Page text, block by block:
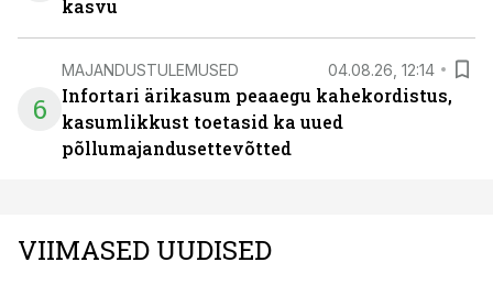
kasvu
6
MAJANDUSTULEMUSED 04.08.26, 12:14
Infortari ärikasum peaaegu kahekordistus,
kasumlikkust toetasid ka uued
põllumajandusettevõtted
VIIMASED UUDISED